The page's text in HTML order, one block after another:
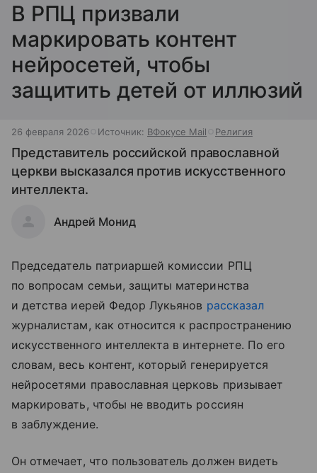
В РПЦ призвали
маркировать контент
нейросетей, чтобы
защитить детей от иллюзий
26 февраля 2026 Источник: ВФокусе Mail Религия
Представитель российской православной
церкви высказался против искусственного
интеллекта.
Андрей Монид
Председатель патриаршей комиссии РПЦ
по вопросам семьи, защиты материнства
и детства иерей Федор Лукьянов рассказал
журналистам, как относится к распространению
искусственного интеллекта в интернете. По его
словам, весь контент, который генерируется
нейросетями православная церковь призывает
маркировать, чтобы не вводить россиян
в заблуждение.
Он отмечает, что пользователь должен видеть